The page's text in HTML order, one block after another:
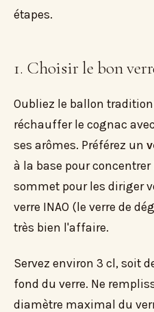
étapes.
1. Choisir le bon
Oubliez le ballon
réchauffer le cognac
ses arômes. Préférez un
à la base pour
sommet pour les diriger
verre INAO (le verre de
très bien l'affaire.
Servez environ 3 cl, soit
fond du verre. Ne
diamètre maximal du